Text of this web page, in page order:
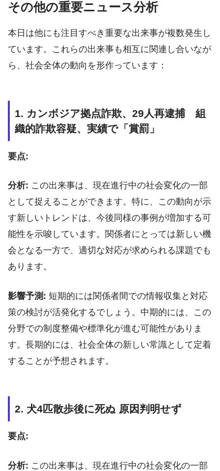
その他の重要ニュース分析
本日は他にも注目すべき重要な出来事が複数発生し
ています。これらの出来事も相互に関連し合いなが
ら、社会全体の動向を形作っています：
1. カンボジア拠点詐欺、29人再逮捕 組
織的詐欺容疑、実績で「賞罰」
要点:
分析: この出来事は、現在進行中の社会変化の一部
として捉えることができます。特に、この動向が示
す新しいトレンドは、今後同様の事例が増加する可
能性を示唆しています。関係者にとっては新しい機
会となる一方で、適切な対応が求められる課題でも
あります。
影響予測: 短期的には関係者間での情報収集と対応
策の検討が活発化するでしょう。中期的には、この
分野での制度整備や標準化が進む可能性がありま
す。長期的には、社会全体の新しい常識として定着
することが予想されます。
2. 犬4匹散歩後に死ぬ 原因判明せず
要点:
分析: この出来事は、現在進行中の社会変化の一部